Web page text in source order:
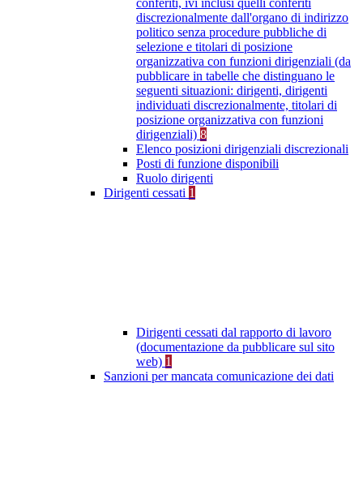
conferiti, ivi inclusi quelli conferiti
discrezionalmente dall'organo di indirizzo
politico senza procedure pubbliche di
selezione e titolari di posizione
organizzativa con funzioni dirigenziali (da
pubblicare in tabelle che distinguano le
seguenti situazioni: dirigenti, dirigenti
individuati discrezionalmente, titolari di
posizione organizzativa con funzioni
dirigenziali) 8
Elenco posizioni dirigenziali discrezionali
Posti di funzione disponibili
Ruolo dirigenti
Dirigenti cessati 1
Dirigenti cessati dal rapporto di lavoro
(documentazione da pubblicare sul sito
web) 1
Sanzioni per mancata comunicazione dei dati